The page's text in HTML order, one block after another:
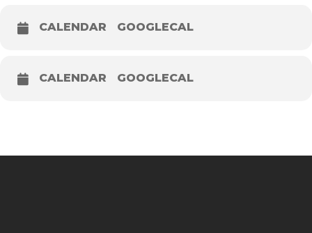
CALENDAR GOOGLECAL
CALENDAR GOOGLECAL